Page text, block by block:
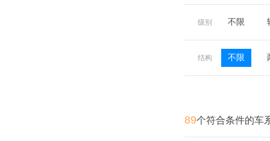
级别 不限
结构 不限
89个符合条件的车